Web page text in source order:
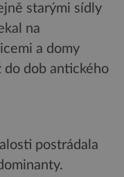
starými sídly
na
a domy
do dob antického
postrádala